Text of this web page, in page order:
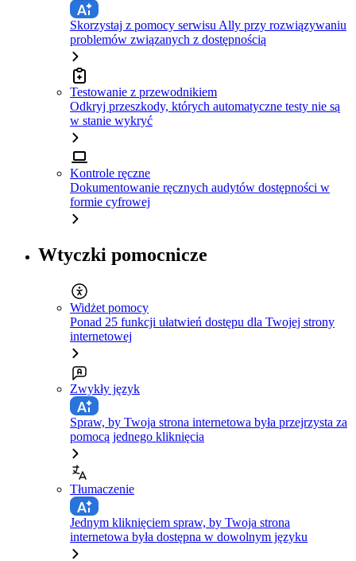
Skorzystaj z pomocy serwisu Ally przy rozwiązywaniu
problemów związanych z dostępnością
Testowanie z przewodnikiem
Odkryj przeszkody, których automatyczne testy nie są
w stanie wykryć
Kontrole ręczne
Dokumentowanie ręcznych audytów dostępności w
formie cyfrowej
Wtyczki pomocnicze
Widżet pomocy
Ponad 25 funkcji ułatwień dostępu dla Twojej strony
internetowej
Zwykły język
Spraw, by Twoja strona internetowa była przejrzysta za
pomocą jednego kliknięcia
Tłumaczenie
Jednym kliknięciem spraw, by Twoja strona
internetowa była dostępna w dowolnym języku